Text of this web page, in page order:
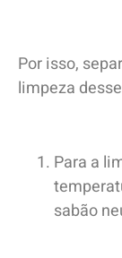
Por isso,
limpeza
Para a
sabão